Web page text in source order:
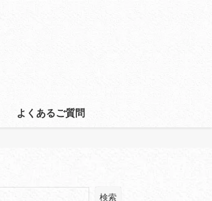
よくあるご質問
検索